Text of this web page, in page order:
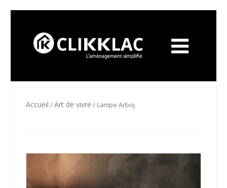
Accueil /Art de vivre / Lampe Arboj